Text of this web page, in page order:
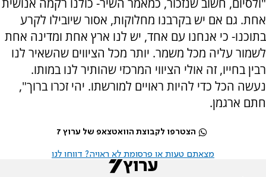
"ולסיום, חשוב שנזכור, כמאמר השיר- כולנו רקמה אנושית
אחת. גם אם יש בקרבנו מחלוקות, אסור שיובילו לקרע
בתוכנו- כי אנחנו עם אחד, יש לנו ארץ אחת ומדינה אחת
לשמור עליה מכל משמר. יותר מכל הציווים שהשאיר לנו
רבין בחייו, זה אולי הציווי המרכזי שהותיר לנו במותו.
נעשה הכל כדי להיות ראויים למורשתו. יהי זכרו ברוך",
חתם ארגמן.
הצטרפו לקבוצת הוואטצאפ של ערוץ 7
מצאתם טעות או פרסומת לא ראויה? דווחו לנו